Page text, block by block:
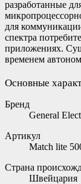
разработанные
для
спектра
приложениях.
временем
Основные
Бренд
General
Артикул
Match lite
Страна
Швейцария